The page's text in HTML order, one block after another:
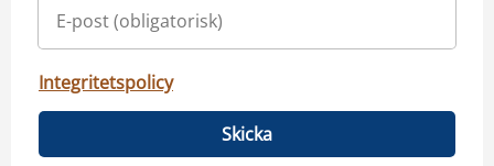
Integritetspolicy
Skicka